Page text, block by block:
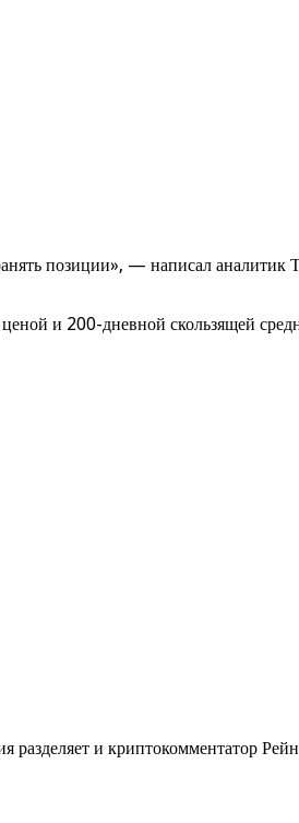
позиции», — написал аналитик
и 200-дневной скользящей
и криптокомментатор